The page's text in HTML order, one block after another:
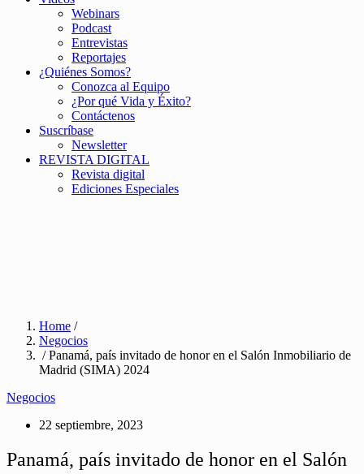
Webinars
Podcast
Entrevistas
Reportajes
¿Quiénes Somos?
Conozca al Equipo
¿Por qué Vida y Éxito?
Contáctenos
Suscríbase
Newsletter
REVISTA DIGITAL
Revista digital
Ediciones Especiales
Home /
Negocios
/ Panamá, país invitado de honor en el Salón Inmobiliario de
Madrid (SIMA) 2024
Negocios
22 septiembre, 2023
Panamá, país invitado de honor en el Salón